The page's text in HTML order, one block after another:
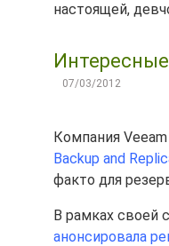
настоящей,
07/03/2012
Компания
Backup and
факто для
В рамках своей
анонсировала